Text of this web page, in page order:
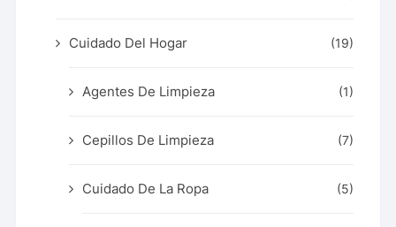
Cuidado Del Hogar (19)
Agentes De Limpieza (1)
Cepillos De Limpieza (7)
Cuidado De La Ropa (5)